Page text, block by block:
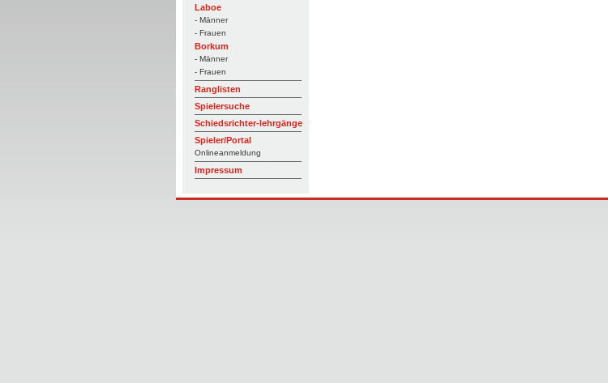
Laboe
- Männer
- Frauen
Borkum
- Männer
- Frauen
Ranglisten
Spielersuche
Schiedsrichter-lehrgänge
Spieler/Portal
Onlineanmeldung
Impressum